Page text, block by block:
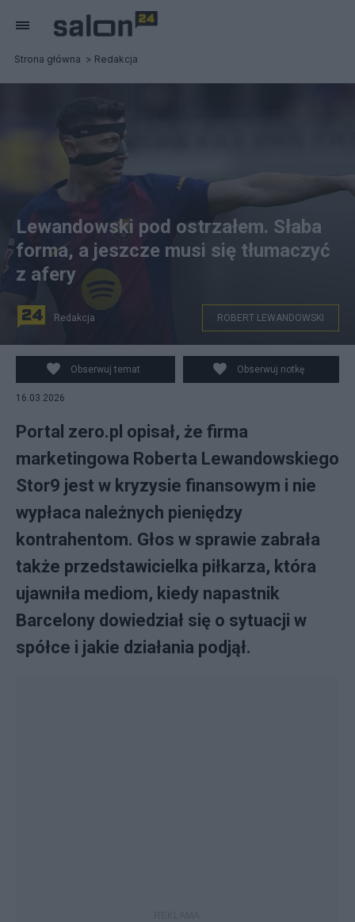
Strona główna Redakcja
Lewandowski pod ostrzałem. Słaba
forma, a jeszcze musi się tłumaczyć
z afery
Redakcja ROBERT LEWANDOWSKI
Obserwuj temat Obserwuj notkę
16.03.2026
Portal zero.pl opisał, że firma
marketingowa Roberta Lewandowskiego
Stor9 jest w kryzysie finansowym i nie
wypłaca należnych pieniędzy
kontrahentom. Głos w sprawie zabrała
także przedstawicielka piłkarza, która
ujawniła mediom, kiedy napastnik
Barcelony dowiedział się o sytuacji w
spółce i jakie działania podjął.